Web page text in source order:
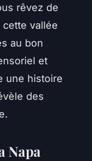
rêvez de
cette vallée
au bon
et
une histoire
des
Napa